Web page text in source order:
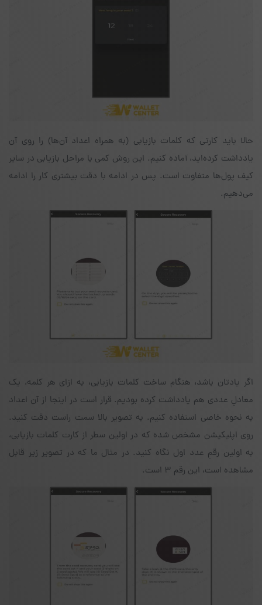
حالا باید کارتی که کلمات بازیابی (به همراه اعداد آن‌ها) را روی آن
یادداشت کرده‌اید،‌ آماده کنیم. این روش کمی با مراحل بازیابی در سایر
کیف پول‌ها متفاوت است. پس در ادامه با دقت بیشتری کار را ادامه
می‌دهیم.
اگر یادتان باشد، هنگام ساخت کلمات بازیابی، به ازای هر کلمه، یک
معادلِ عددی هم یادداشت کرده بودیم. قرار است در اینجا از آن اعداد
به نحوه خاصی استفاده کنیم. به تصویر بالا سمت راست دقت کنید.
روی اپلیکیشن مشخص شده که در اولین سطر از کارت کلمات بازیابی،
به اولین رقمِ عدد اول نگاه کنید. در مثال ما که در تصویر زیر قابل
مشاهده است، این رقم ۳ است.